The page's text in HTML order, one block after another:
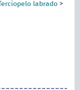
Terciopelo labrado >